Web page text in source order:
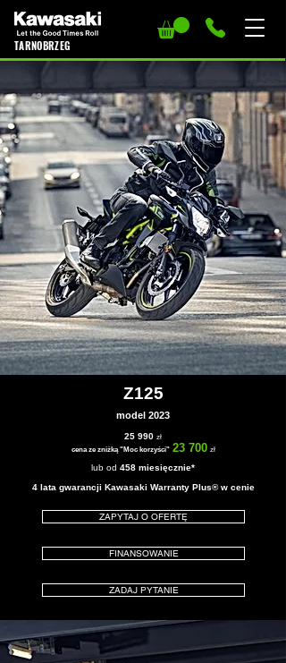
TARNOBRZEG
Z125
model 2023
25 990 zł
cena ze zniżką "Moc korzyści" 23700 zł
lub od 458 miesięcznie*
4 lata gwarancji Kawasaki Warranty Plus® w cenie
ZAPYTAJ O OFERTĘ
FINANSOWANIE
ZADAJ PYTANIE